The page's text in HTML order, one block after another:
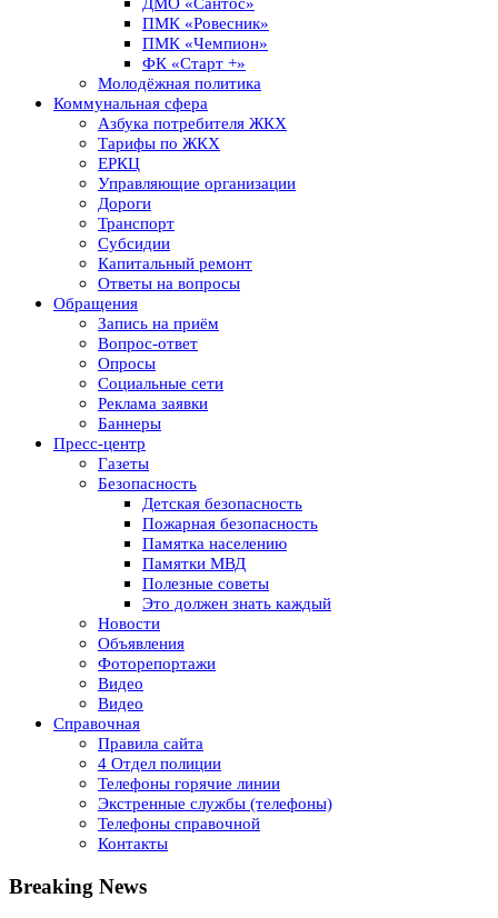
ДМО «Сантос»
ПМК «Ровесник»
ПМК «Чемпион»
ФК «Старт +»
Молодёжная политика
Коммунальная сфера
Азбука потребителя ЖКХ
Тарифы по ЖКХ
ЕРКЦ
Управляющие организации
Дороги
Транспорт
Субсидии
Капитальный ремонт
Ответы на вопросы
Обращения
Запись на приём
Вопрос-ответ
Опросы
Социальные сети
Реклама заявки
Баннеры
Пресс-центр
Газеты
Безопасность
Детская безопасность
Пожарная безопасность
Памятка населению
Памятки МВД
Полезные советы
Это должен знать каждый
Новости
Объявления
Фоторепортажи
Видео
Видео
Справочная
Правила сайта
4 Отдел полиции
Телефоны горячие линии
Экстренные службы (телефоны)
Телефоны справочной
Контакты
Breaking News